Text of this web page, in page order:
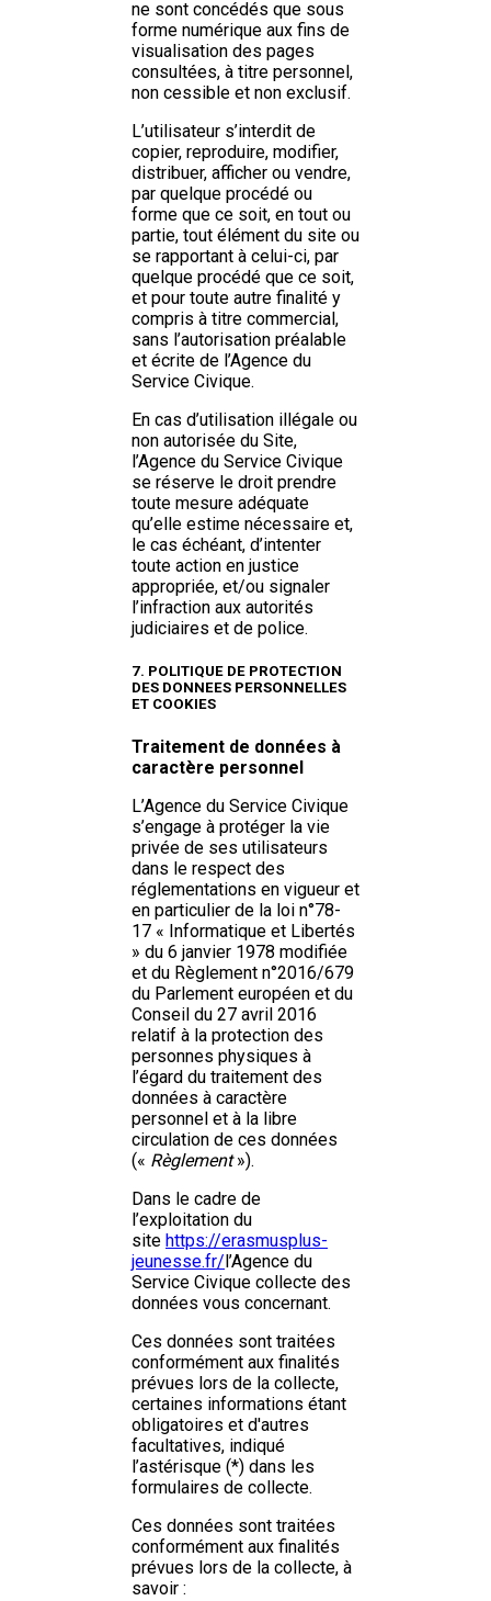
ne sont concédés que sous
forme numérique aux fins de
visualisation des pages
consultées, à titre personnel,
non cessible et non exclusif.
L’utilisateur s’interdit de
copier, reproduire, modifier,
distribuer, afficher ou vendre,
par quelque procédé ou
forme que ce soit, en tout ou
partie, tout élément du site ou
se rapportant à celui-ci, par
quelque procédé que ce soit,
et pour toute autre finalité y
compris à titre commercial,
sans l’autorisation préalable
et écrite de l’Agence du
Service Civique.
En cas d’utilisation illégale ou
non autorisée du Site,
l’Agence du Service Civique
se réserve le droit prendre
toute mesure adéquate
qu’elle estime nécessaire et,
le cas échéant, d’intenter
toute action en justice
appropriée, et/ou signaler
l’infraction aux autorités
judiciaires et de police.
7. POLITIQUE DE PROTECTION
DES DONNEES PERSONNELLES
ET COOKIES
Traitement de données à
caractère personnel
L’Agence du Service Civique
s’engage à protéger la vie
privée de ses utilisateurs
dans le respect des
réglementations en vigueur et
en particulier de la loi n°78-
17 « Informatique et Libertés
» du 6 janvier 1978 modifiée
et du Règlement n°2016/679
du Parlement européen et du
Conseil du 27 avril 2016
relatif à la protection des
personnes physiques à
l’égard du traitement des
données à caractère
personnel et à la libre
circulation de ces données
(« Règlement»).
Dans le cadre de
l’exploitation du
site https://erasmusplus-
jeunesse.fr/ l’Agence du
Service Civique collecte des
données vous concernant.
Ces données sont traitées
conformément aux finalités
prévues lors de la collecte,
certaines informations étant
obligatoires et d'autres
facultatives, indiqué
l’astérisque (*) dans les
formulaires de collecte.
Ces données sont traitées
conformément aux finalités
prévues lors de la collecte, à
savoir :